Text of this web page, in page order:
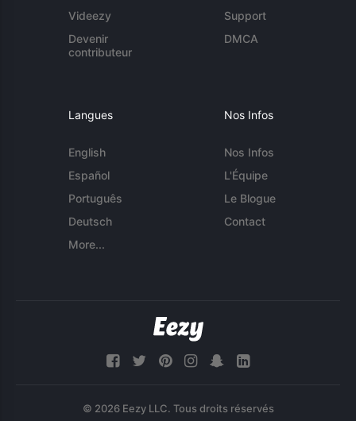
Videezy
Devenir
contributeur
Support
DMCA
Langues
English
Español
Português
Deutsch
More...
Nos Infos
Nos Infos
L'Équipe
Le Blogue
Contact
© 2026 Eezy LLC. Tous droits réservés